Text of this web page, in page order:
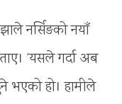
नर्सिङको नयाँ
‘यसले गर्दा अब
भएको हो। हामीले